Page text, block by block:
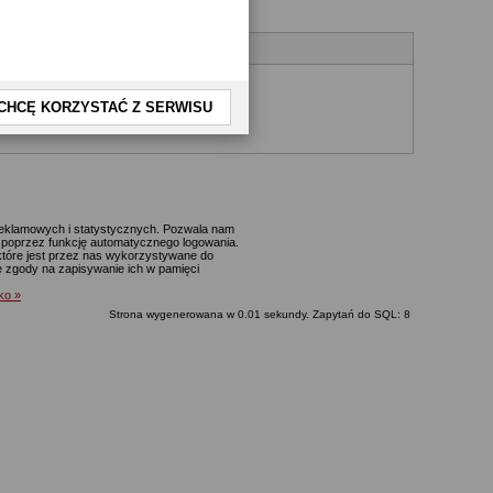
KORZYSTAĆ Z SERWISU
i statystycznych. Pozwala nam
funkcję automatycznego logowania.
jest przez nas wykorzystywane do
na zapisywanie ich w pamięci
»
Strona wygenerowana w 0.01 sekundy. Zapytań do SQL: 8